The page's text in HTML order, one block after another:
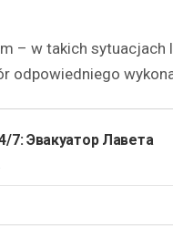
– w takich
odpowiedniego
7: Эвакуатор Лавета